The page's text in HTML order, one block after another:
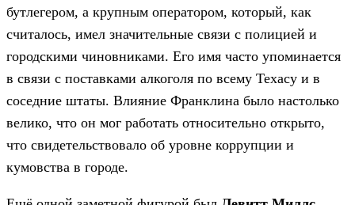
бутлегером, а крупным оператором, который, как
считалось, имел значительные связи с полицией и
городскими чиновниками. Его имя часто упоминается
в связи с поставками алкоголя по всему Техасу и в
соседние штаты. Влияние Франклина было настолько
велико, что он мог работать относительно открыто,
что свидетельствовало об уровне коррупции и
кумовства в городе.